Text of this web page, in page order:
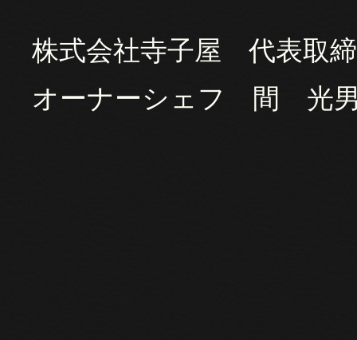
株式会社寺子屋 代表取
オーナーシェフ 間 光